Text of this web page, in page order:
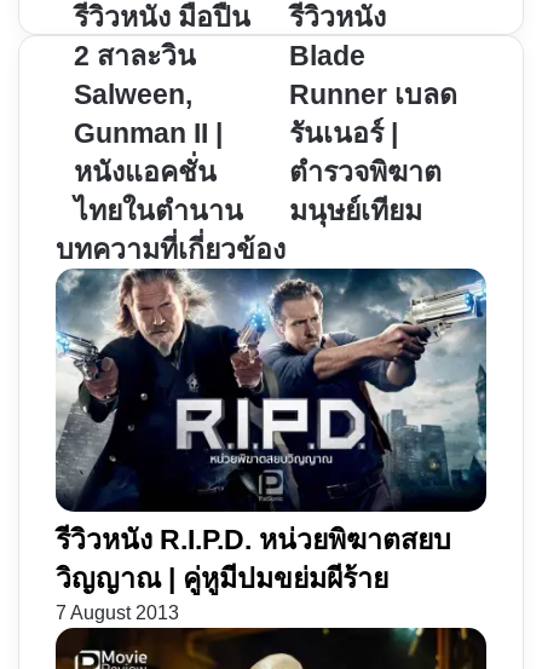
รีวิว
หนัง
มือปืน
2
สาละ
วิน
Salween,
Gunman
II
|
หนัง
แอ
คชั่น
ไทย
ใน
ตำนาน
รีวิวหนัง มือปืน
2 สาละวิน
Salween,
Gunman II |
หนังแอคชั่น
ไทยในตำนาน
รีวิว
หนัง
Blade
Runner
เบลด
รัน
ร์
ตำรวจ
พิฆาต
มนุษย์
เทียม
รีวิวหนัง
Blade
Runner เบลด
รันเนอร์ |
ตำรวจพิฆาต
มนุษย์เทียม
บทความที่เกี่ยวข้อง
รีวิวหนัง R.I.P.D. หน่วยพิฆาตสยบ
วิญญาณ | คู่หูมีปมขย่มผีร้าย
7 August 2013